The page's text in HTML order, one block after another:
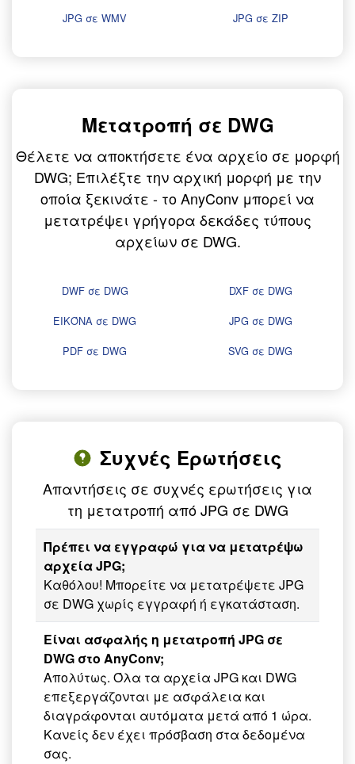
JPG σε WMV JPG σε ZIP
Μετατροπή σε DWG
Θέλετε να αποκτήσετε ένα αρχείο σε μορφή
DWG; Επιλέξτε την αρχική μορφή με την
οποία ξεκινάτε - το AnyConv μπορεί να
μετατρέψει γρήγορα δεκάδες τύπους
αρχείων σε DWG.
DWF σε DWG
DXF σε DWG
ΕΙΚΌΝΑ σε DWG
JPG σε DWG
PDF σε DWG
SVG σε DWG
Συχνές Ερωτήσεις
Απαντήσεις σε συχνές ερωτήσεις για
τη μετατροπή από JPG σε DWG
Πρέπει να εγγραφώ για να μετατρέψω
αρχεία JPG;
Καθόλου! Μπορείτε να μετατρέψετε JPG
σε DWG χωρίς εγγραφή ή εγκατάσταση.
Είναι ασφαλής η μετατροπή JPG σε
DWG στο AnyConv;
Απολύτως. Όλα τα αρχεία JPG και DWG
επεξεργάζονται με ασφάλεια και
διαγράφονται αυτόματα μετά από 1 ώρα.
Κανείς δεν έχει πρόσβαση στα δεδομένα
σας.